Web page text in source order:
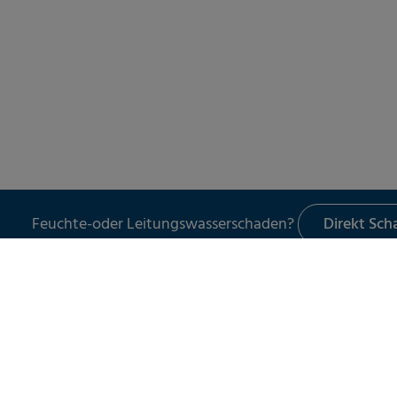
Feuchte-oder Leitungswasserschaden? Direkt